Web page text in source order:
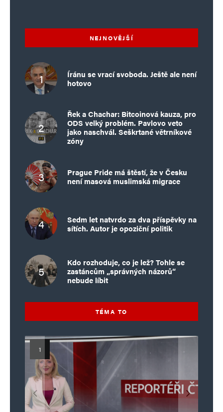
NEJNOVĚJŠÍ
Íránu se vrací svoboda. Ještě ale není
hotovo
Řek a Chachar: Bitcoinová kauza, pro
ODS velký problém. Pavlovo veto
jako naschvál. Seškrtané větrníkové
zóny
Prague Pride má štěstí, že v Česku
není masová muslimská migrace
Sedm let natvrdo za dva příspěvky na
sítích. Autor je opoziční politik
Kdo rozhoduje, co je lež? Tohle se
zastáncům „správných názorů“
nebude líbit
TÉMA TO
Islamistický teror v EU, 6. díl:
Brutální poprava 85letého
Islamistický teror v EU, 5. díl:
Mýty o Václavu Klausovi:
Pivo, jazz, hádky, loajalita
Vymíráme a politici lžou:
porodnost nezachrání